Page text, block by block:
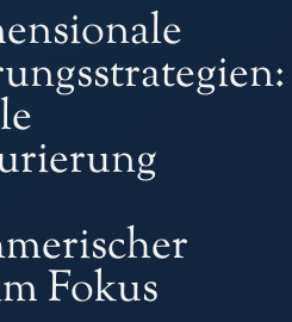
Fokus